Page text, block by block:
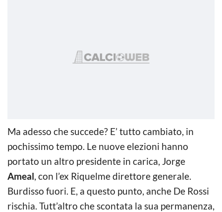
Ma adesso che succede? E’ tutto cambiato, in
pochissimo tempo. Le nuove elezioni hanno
portato un altro presidente in carica, Jorge
Ameal, con l’ex Riquelme direttore generale.
Burdisso fuori. E, a questo punto, anche De Rossi
rischia. Tutt’altro che scontata la sua permanenza,